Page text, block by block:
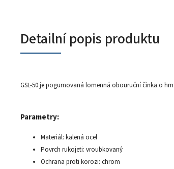
Detailní popis produktu
GSL-50 je pogumovaná lomenná obouruční činka o
Parametry:
Materiál: kalená ocel
Povrch rukojeti: vroubkovaný
Ochrana proti korozi: chrom